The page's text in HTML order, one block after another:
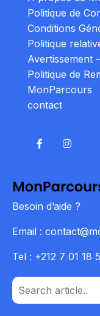
Politique de
Conditions
Politique
Avertissement
Politique de
MonParcours
contact
Besoin d’aide ?
Email :
Tel : +212 7 01 18